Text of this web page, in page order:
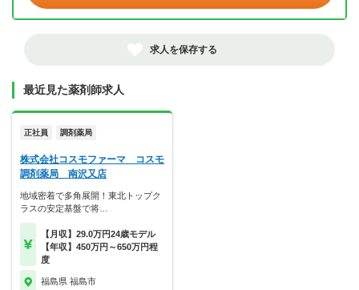
求人を保存する
最近見た薬剤師求人
正社員 調剤薬局
株式会社コスモファーマ コスモ
調剤薬局 南沢又店
地域密着で多角展開！東北トップク
ラスの安定基盤で将…
【月収】29.0万円24歳モデル
【年収】450万円～650万円程
度
福島県 福島市